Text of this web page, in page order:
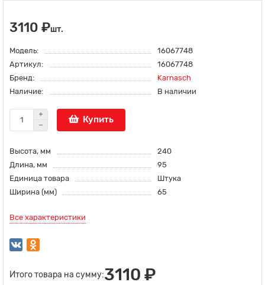
3110 ₽шт.
Модель:
16067748
Артикул:
16067748
Бренд:
Karnasch
Наличие:
В наличии
Купить
Высота, мм
240
Длина, мм
95
Единица товара
Штука
Ширина (мм)
65
Все характеристики
Итого товара на сумму:3110 ₽